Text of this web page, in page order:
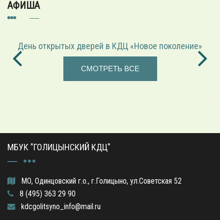
АФИША
День открытых дверей в КДЦ «Новое поколение»
СМОТРЕТЬ ВСЕ
МБУК "ГОЛИЦЫНСКИЙ КДЦ"
МО, Одинцовский г.о., г.Голицыно, ул.Советская 52
8 (495) 363 29 90
kdcgolitsyno_info@mail.ru